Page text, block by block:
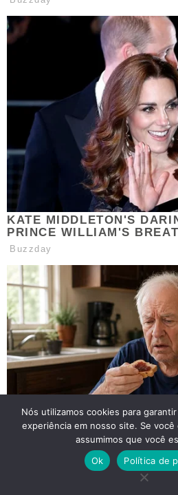
Nós utilizamos cookies para
experiência em nosso site. Se
assumimos que você
Ok
Política de